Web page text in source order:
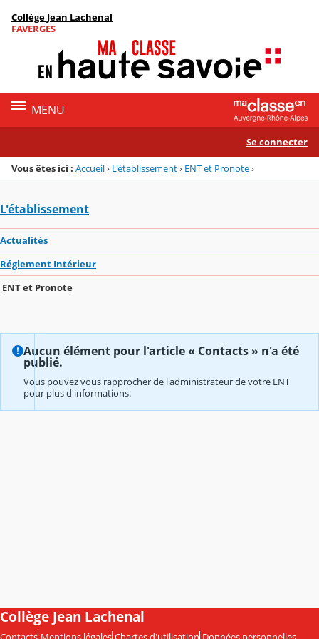
Menu de la rubrique
Contenu
Collège Jean Lachenal
FAVERGES
MENU
Se connecter
Vous êtes ici : Accueil› L'établissement› ENT et Pronote›
L'établissement
Actualités
Réglement Intérieur
ENT et Pronote
Aucun élément pour l'article « Contacts » n'a été
publié.
Vous pouvez vous rapprocher de l'administrateur de votre ENT
pour plus d'informations.
Collège Jean Lachenal